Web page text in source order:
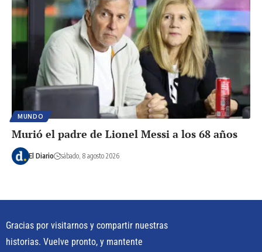
MUNDO
Murió el padre de Lionel Messi a los 68 años
El Diario sábado, 8 agosto 2026
Gracias por visitarnos y compartir nuestras
historias. Vuelve pronto, y mantente